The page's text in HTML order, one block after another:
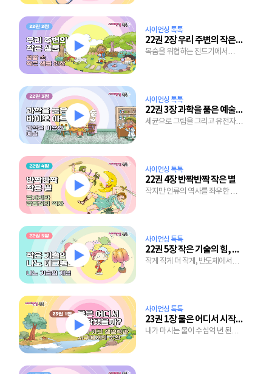
사이언싱 톡톡
22권 2장 우리 주변의 작은 생물
목숨을 위협하는 진드기에서
사이언싱 톡톡
22권 3장 과학을 품은 예술, 바이오 아트
세균으로 그림을 그리고 유전자로
사이언싱 톡톡
22권 4장 반짝반짝 작은 별
작지만 인류의 역사를 좌우한 별
사이언싱 톡톡
22권 5장 작은 기술의 힘, 나노 테크놀로지
작게 작게 더 작게, 반도체에서
사이언싱 톡톡
23권 1장 물은 어디서 시작됐을까?
내가 마시는 물이 수십억 년 된